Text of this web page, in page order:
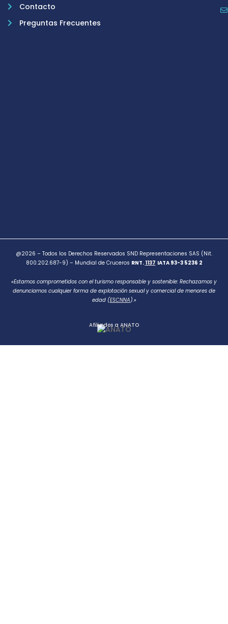
Contacto
Preguntas Frecuentes
@2026 – Todos los Derechos Reservados SND Representaciones SAS (Nit.
800.202.687-9) – Mundial de Cruceros RNT. 1137 IATA 93-3 5236 2
«Estamos comprometidos con el turismo responsable y sostenible: Rechazamos y
denunciamos cualquier forma de explotación sexual y comercial de menores de
edad (ESCNNA).»
Afiliados a ANATO